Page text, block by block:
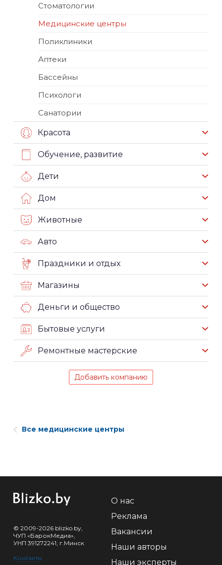
Стоматологии
Медицинские центры
Поликлиники
Аптеки
Бассейны
Психологи
Санатории
Красота
Обучение, развитие
Дети
Дом
Животные
Авто
Праздники и отдых
Магазины
Деньги и общество
Бытовые услуги
Ремонтные мастерские
Добавить компанию
Все медицинские центры
© 2009-2026 blizko.by,
ЧУП «БарокМедиа»,
УНП 391272241, г.Минск
Контакты
О нас
Реклама
Вакансии
Наши авторы
Наши эксперты